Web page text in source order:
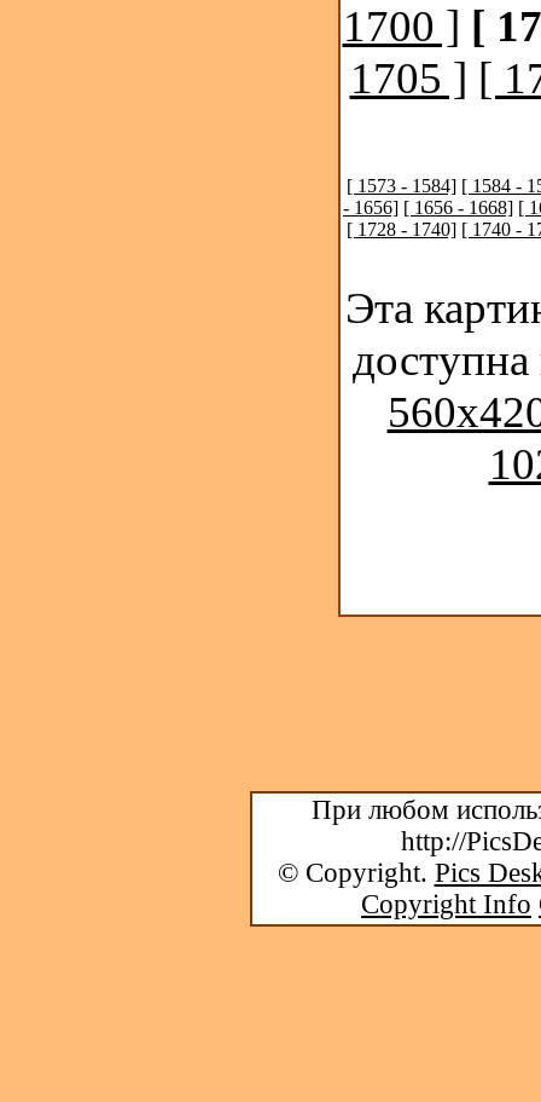
1700 ] [
1705 ] [
[ 1573 - 1584] [ 1584 -
- 1656] [ 1656 - 1668] [
[ 1728 - 1740] [ 1740 -
Эта
При любом
http://
© Copyright. Pics
Copyright Info